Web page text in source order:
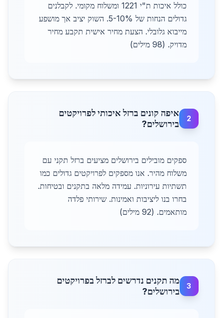
כולל איכות ת"י 1221 ומשלוח מקומי. לקבלנים
גדולים הנחות של 5-10%. השוק יציב אך מושפע
מייבוא גלובלי. הצעת מחיר אישית תקבע מחיר
מדויק. (98 מילים)
2
איפה קונים ברזל איכותי לפרויקטים
בירושלים?
ספקים מובילים בירושלים מציעים ברזל תקני עם
משלוח מהיר. אנו מספקים לפרויקטים גדולים כמו
תשתיות עירוניות. עמידה מלאה בתקנים ובטיחות.
בחרו בנו ליציבות ואמינות. שירותי פלדה
מותאמים. (92 מילים)
3
מה תקנים נדרשים לברזל בפרויקטים
בירושלים?